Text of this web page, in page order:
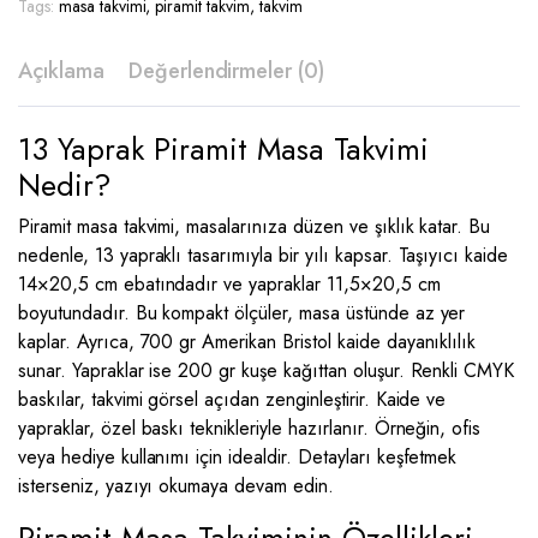
Tags: masa takvimi,piramit takvim,takvim
Açıklama Değerlendirmeler (0)
13 Yaprak Piramit Masa Takvimi
Nedir?
Piramit masa takvimi, masalarınıza düzen ve şıklık katar. Bu
nedenle, 13 yapraklı tasarımıyla bir yılı kapsar. Taşıyıcı kaide
14×20,5 cm ebatındadır ve yapraklar 11,5×20,5 cm
boyutundadır. Bu kompakt ölçüler, masa üstünde az yer
kaplar. Ayrıca, 700 gr Amerikan Bristol kaide dayanıklılık
sunar. Yapraklar ise 200 gr kuşe kağıttan oluşur. Renkli CMYK
baskılar, takvimi görsel açıdan zenginleştirir. Kaide ve
yapraklar, özel baskı teknikleriyle hazırlanır. Örneğin, ofis
veya hediye kullanımı için idealdir. Detayları keşfetmek
isterseniz, yazıyı okumaya devam edin.